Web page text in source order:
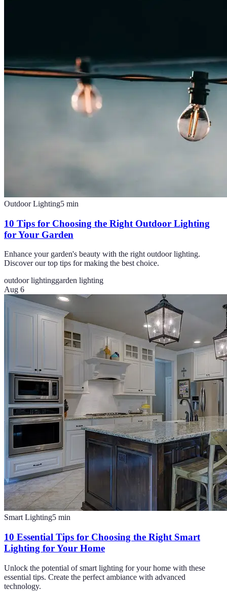
Outdoor Lighting5 min
10 Tips for Choosing the Right Outdoor Lighting
for Your Garden
Enhance your garden's beauty with the right outdoor lighting.
Discover our top tips for making the best choice.
outdoor lightinggarden lighting
Aug 6
Smart Lighting5 min
10 Essential Tips for Choosing the Right Smart
Lighting for Your Home
Unlock the potential of smart lighting for your home with these
essential tips. Create the perfect ambiance with advanced
technology.